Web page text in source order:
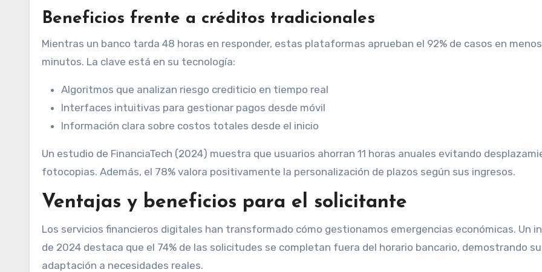
Beneficios frente a créditos tradicionales
Mientras un banco tarda 48 horas en responder, estas plataformas aprueban el 92% de casos en menos
minutos. La clave está en su tecnología:
Algoritmos que analizan riesgo crediticio en tiempo real
Interfaces intuitivas para gestionar pagos desde móvil
Información clara sobre costos totales desde el inicio
Un estudio de FinanciaTech (2024) muestra que usuarios ahorran 11 horas anuales evitando
fotocopias. Además, el 78% valora positivamente la personalización de plazos según sus ingresos.
Ventajas y beneficios para el solicitante
Los servicios financieros digitales han transformado cómo gestionamos emergencias económicas. Un
de 2024 destaca que el 74% de las solicitudes se completan fuera del horario bancario, demostrando su
adaptación a necesidades reales.